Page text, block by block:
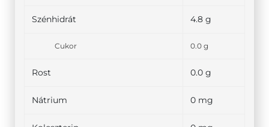
Szénhidrát 4.8 g
Cukor 0.0 g
Rost 0.0 g
Nátrium 0 mg